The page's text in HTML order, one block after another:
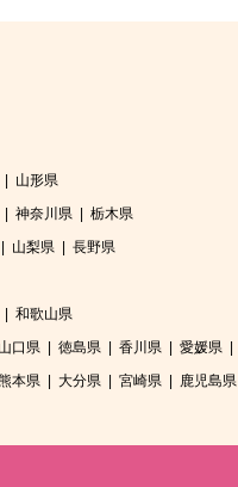
山形県
神奈川県
栃木県
山梨県
長野県
和歌山県
山口県 徳島県 香川県 愛媛県
本県 大分県 宮崎県 鹿児島県